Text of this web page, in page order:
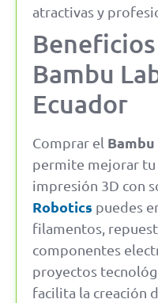
atractivas y
Bambu
Ecuador
Comprar el
permite mejorar
impresión 3D con
Robotics puedes
filamentos,
componentes
proyectos
facilita la creación